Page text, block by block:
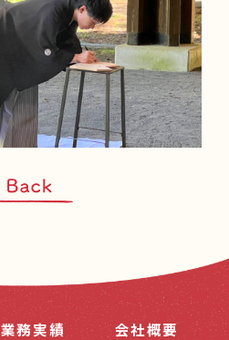
業務実績
会社概要